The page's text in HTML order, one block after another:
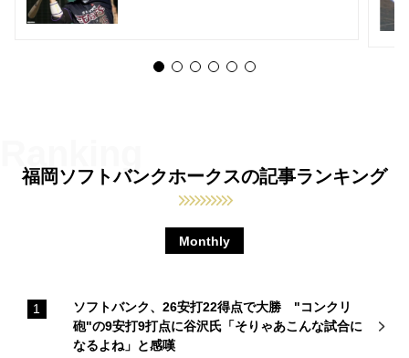
福岡ソフトバンクホークスの記事ランキング
Monthly
ソフトバンク、26安打22得点で大勝 "コンクリ
砲"の9安打9打点に谷沢氏「そりゃあこんな試合に
なるよね」と感嘆